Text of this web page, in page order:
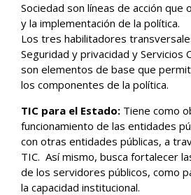
Sociedad son líneas de acción que
y la implementación de la política.
Los tres habilitadores
Seguridad y privacidad y Servicios
son elementos de base que
los componentes de la política.
TIC para el Estado: Tiene como
funcionamiento de las entidades
con otras entidades públicas, a
TIC. Así mismo, busca fortalecer
de los servidores públicos, como
la capacidad institucional.